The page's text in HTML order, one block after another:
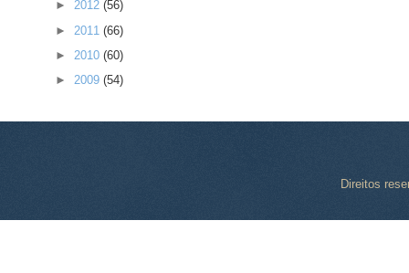
► 2012 (56)
► 2011 (66)
► 2010 (60)
► 2009 (54)
Direitos